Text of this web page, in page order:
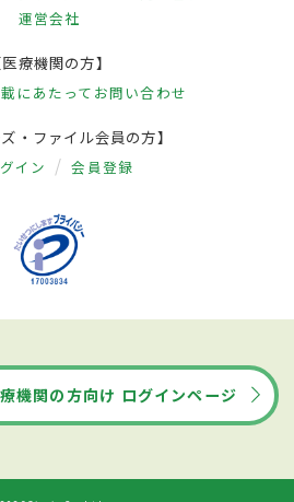
運営会社
医療機関の方】
にあたって お問い合わせ
ズ・ファイル会員の方】
イン 会員登録
機関の方向け ログインページ